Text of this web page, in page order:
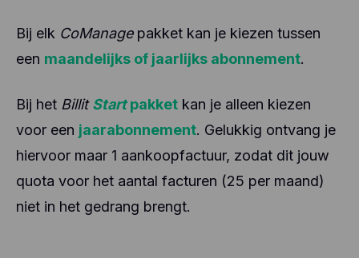
Bij elk CoManagepakket kan je kiezen tussen
een maandelijks of jaarlijks abonnement.
Bij het Billit Startpakket kan je alleen kiezen
voor een jaarabonnement. Gelukkig ontvang je
hiervoor maar 1 aankoopfactuur, zodat dit jouw
quota voor het aantal facturen (25 per maand)
niet in het gedrang brengt.